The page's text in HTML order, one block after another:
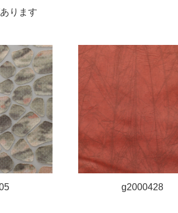
ります
g2000428